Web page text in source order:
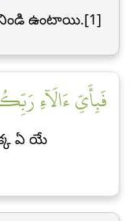
నిండి ఉంటాయి.[1]
فَبِأَيِّ ءَالَآءِ
ఏ యే